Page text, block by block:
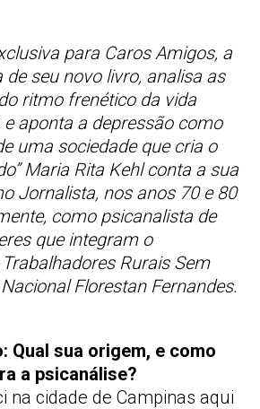
para Caros Amigos, a
seu novo livro, analisa as
ritmo frenético da vida
aponta a depressão como
uma sociedade que cria o
Maria Rita Kehl conta a sua
Jornalista, nos anos 70 e 80
como psicanalista de
que integram o
Rurais Sem
Florestan Fernandes.
Qual sua origem, e como
a psicanálise?
na cidade de Campinas aqui